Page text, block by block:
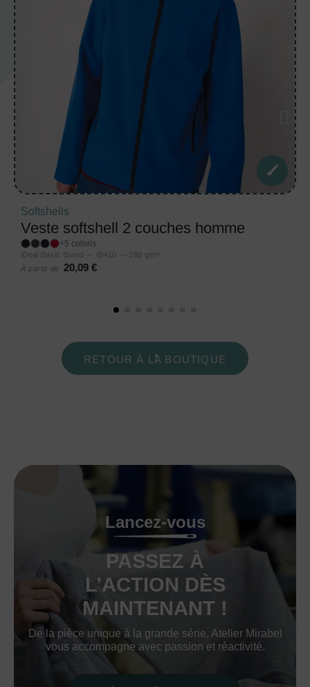
Softshells
Veste softshell 2 couches homme
+5 coloris
iDeal Basic Brand — IB410 — 280 g/m²
À partir de
20,09 €
RETOUR À LA BOUTIQUE
Lancez-vous
PASSEZ À
L’ACTION DÈS
MAINTENANT !
De la pièce unique à la grande série, Atelier Mirabel
vous accompagne avec passion et réactivité.